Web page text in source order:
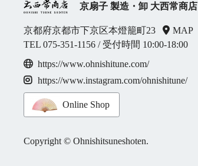
京扇子 製造・卸 大西常商店
京都府京都市下京区本燈籠町23
MAP
TEL 075-351-1156 / 受付時間 10:00-18:00
https://www.ohnishitune.com/
https://www.instagram.com/ohnishitune/
Online Shop
Copyright © Ohnishitsuneshoten.